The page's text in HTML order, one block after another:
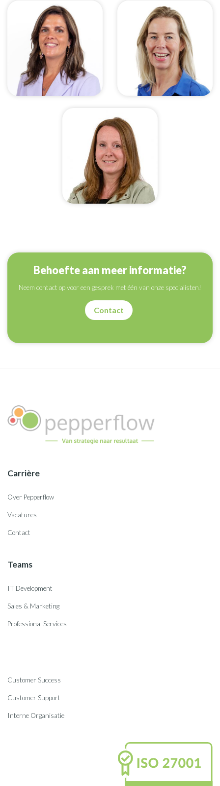
Eline Zoutewelle Jo-an de Mooij
Mirelle Hulsbos
Behoefte aan meer informatie?
Neem contact op voor een gesprek met één van onze specialisten!
Contact
Carrière
Over Pepperflow
Vacatures
Contact
Teams
IT Development
Sales & Marketing
Professional Services
Customer Success
Customer Support
Interne Organisatie